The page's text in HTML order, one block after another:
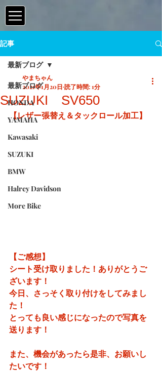
記事
最新ブログ
HONDA
YAMAHA
Kawasaki
SUZUKI
BMW
Halrey Davidson
More Bike
最新ブログ
SUZUKI SV650
やまちゃん
2021年1月20日 読了時間: 1分
【レザー張替え＆タックロール加工】
【ご感想】
シート受け取りました！ありがとうご
ざいます！
今日、さっそく取り付けをしてみまし
た！
とっても良い感じになったので写真を
送ります！
また、機会があったら是非、お願いし
たいです！